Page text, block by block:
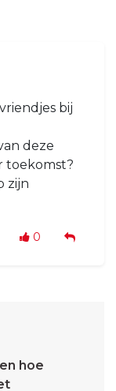
bij
deze
toekomst?
zijn
0
hoe